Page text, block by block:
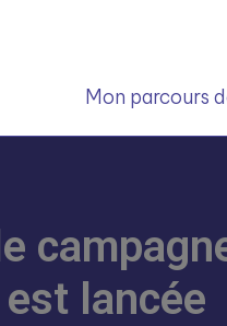
Mon parcours
lancée